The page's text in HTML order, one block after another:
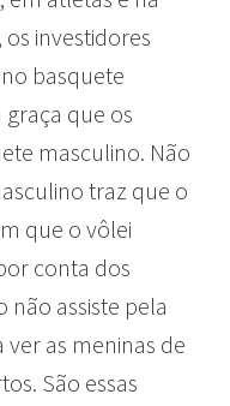
os investidores
basquete
graça que os
masculino. Não
traz que o
que o vôlei
conta dos
não assiste pela
as meninas de
São essas